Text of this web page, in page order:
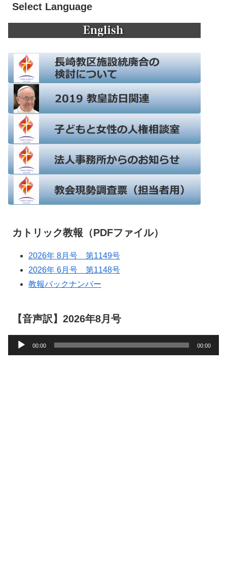
Select Language
カトリック教報（PDFファイル）
2026年 8月号 第1149号
2026年 6月号 第1148号
教報バックナンバー
【音声訳】2026年8月号
声
00:00 00:00